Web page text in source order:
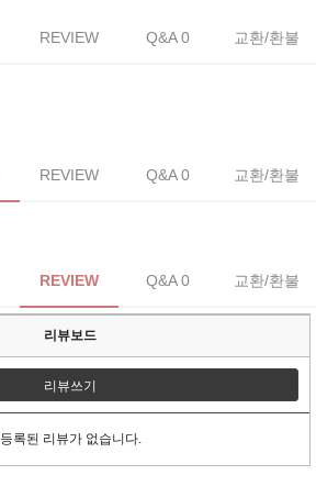
REVIEW Q&A 0 교환/환불
REVIEW Q&A 0 교환/환불
REVIEW Q&A 0 교환/환불
리뷰보드
리뷰쓰기
등록된 리뷰가 없습니다.